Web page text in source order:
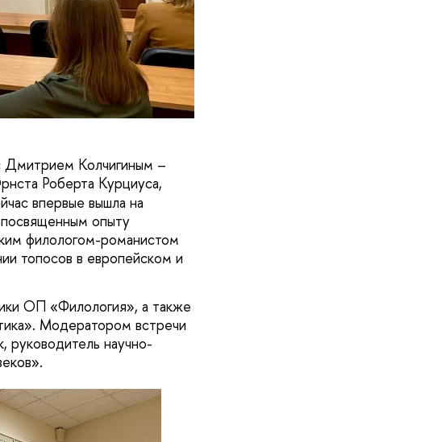
Дмитрием Колчигиным –
Роберта Курциуса,
впервые вышла на
опыту
филологом-романистом
топосов в европейском и
ОП «Филология», а также
Модератором встречи
руководитель научно-